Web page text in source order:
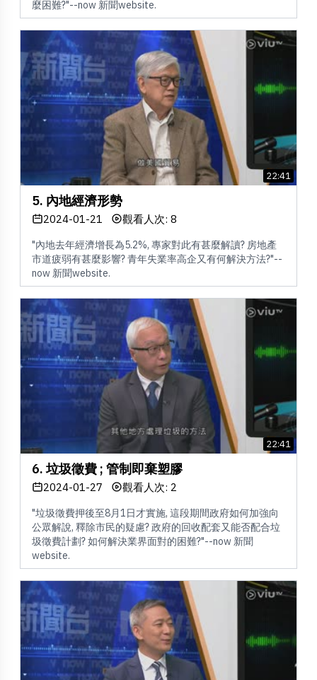
麼困難?"--now 新聞website.
22:41
5. 內地經濟形勢
2024-01-21 觀看人次: 8
"內地去年經濟增長為5.2%, 專家對此有甚麼解讀? 房地產
市道疲弱有甚麼影響? 青年失業率高企又有何解決方法?"--
now 新聞website.
22:41
6. 垃圾徵費 ; 管制即棄塑膠
2024-01-27 觀看人次: 2
"垃圾徵費押後至8月1日才實施, 這段期間政府如何加強向
公眾解說, 釋除市民的疑慮? 政府的回收配套又能否配合垃
圾徵費計劃? 如何解決業界面對的困難?"--now 新聞
website.